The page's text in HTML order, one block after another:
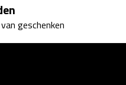
geschenken